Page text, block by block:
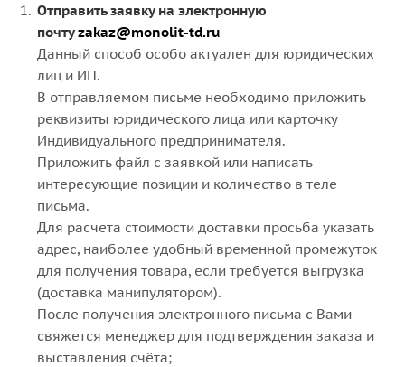
Отправить заявку на электронную
почтуzakaz@monolit-td.ru
Данный способ особо актуален для юридических
лиц и ИП.
В отправляемом письме необходимо приложить
реквизиты юридического лица или карточку
Индивидуального предпринимателя.
Приложить файл с заявкой или написать
интересующие позиции и количество в теле
письма.
Для расчета стоимости доставки просьба указать
адрес, наиболее удобный временной промежуток
для получения товара, если требуется выгрузка
(доставка манипулятором).
После получения электронного письма с Вами
свяжется менеджер для подтверждения заказа и
выставления счёта;